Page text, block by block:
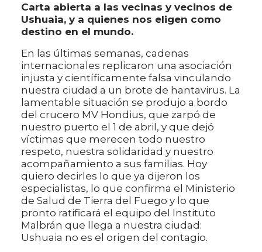
Carta abierta a las vecinas y vecinos de
Ushuaia, y a quienes nos eligen como
destino en el mundo.
En las últimas semanas, cadenas
internacionales replicaron una asociación
injusta y científicamente falsa vinculando
nuestra ciudad a un brote de hantavirus. La
lamentable situación se produjo a bordo
del crucero MV Hondius, que zarpó de
nuestro puerto el 1 de abril, y que dejó
víctimas que merecen todo nuestro
respeto, nuestra solidaridad y nuestro
acompañamiento a sus familias. Hoy
quiero decirles lo que ya dijeron los
especialistas, lo que confirma el Ministerio
de Salud de Tierra del Fuego y lo que
pronto ratificará el equipo del Instituto
Malbrán que llega a nuestra ciudad:
Ushuaia no es el origen del contagio.